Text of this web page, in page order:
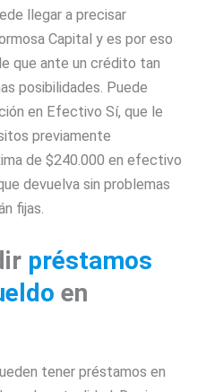
llegar a precisar
Capital y es por eso
que ante un crédito tan
posibilidades. Puede
en Efectivo Sí, que le
previamente
de $240.000 en efectivo
devuelva sin problemas
fijas.
préstamos
en
tener préstamos en